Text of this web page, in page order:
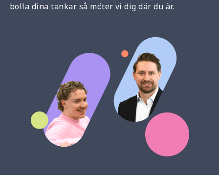
bolla dina tankar så möter vi dig där du är.